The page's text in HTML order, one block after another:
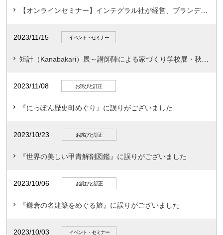
【オンラインセミナー】インテグラル社が経営、ブランディングに関わるセミナーを開催
2023/11/15 イベント・セミナー
2023/11/08 お詫びと訂正
『にっぽん歴史町めぐり』に誤りがございました
2023/10/23 お詫びと訂正
『世界の美しい甲冑解剖図鑑』に誤りがございました
2023/10/06 お詫びと訂正
『鎌倉の名建築をめぐる旅』に誤りがございました
2023/10/03 イベント・セミナー